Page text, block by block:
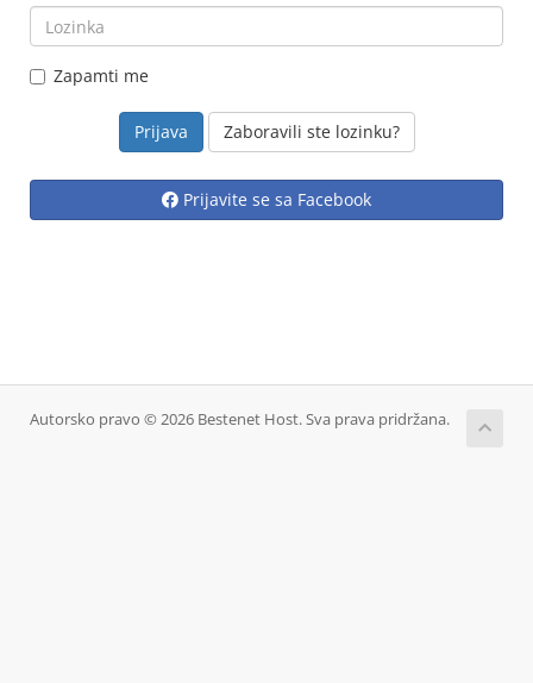
Zapamti me
Zaboravili ste lozinku?
Prijavite se sa Facebook
Autorsko pravo © 2026 Bestenet Host. Sva prava pridržana.